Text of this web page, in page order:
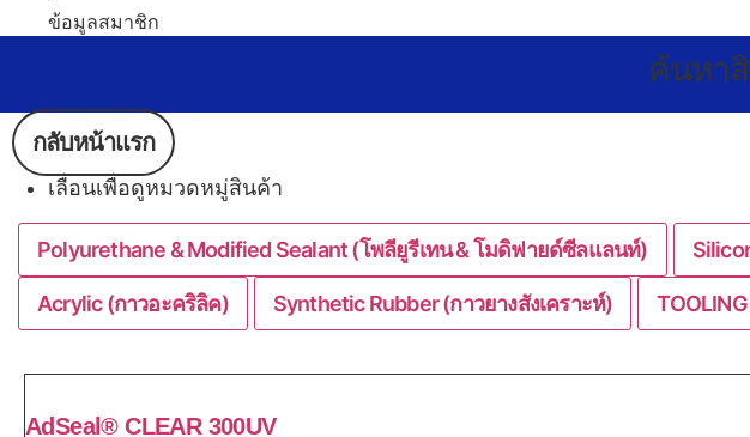
ข้อมูลสมาชิก
ค้นหา
กลับหน้าแรก
เลื่อนเพื่อดูหมวดหมู่สินค้า
Polyurethane & Modified Sealant (โพลียูรีเทน & โมดิฟายด์ซีลแลนท์)
Acrylic (กาวอะคริลิค) Synthetic Rubber (กาวยางสังเคราะห์)
AdSeal® CLEAR 300UV